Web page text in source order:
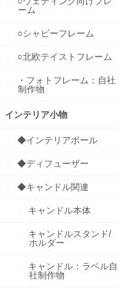
ーム
○シャビーフレーム
○北欧テイストフレーム
・フォトフレーム：自社
制作物
インテリア小物
◆インテリアボール
◆ディフューザー
◆キャンドル関連
キャンドル本体
キャンドルスタンド/
ホルダー
キャンドル：ラベル自
社制作物